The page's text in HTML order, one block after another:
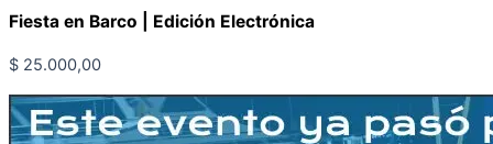
Fiesta en Barco | Edición Electrónica
$ 25.000,00